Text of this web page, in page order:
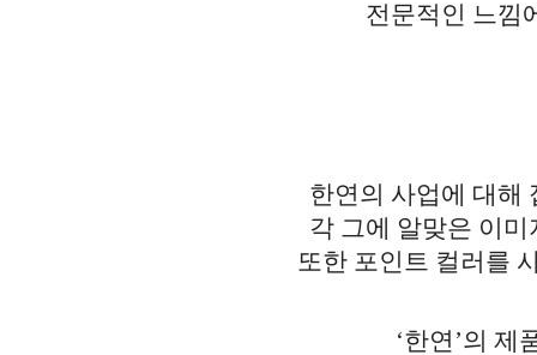
전문적인 느낌
한연의 사업에 대해
각 그에 알맞은 이
또한 포인트 컬러를
‘한연’의 제